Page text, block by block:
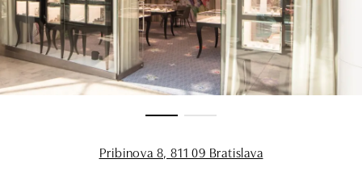
Pribinova 8, 811 09 Bratislava